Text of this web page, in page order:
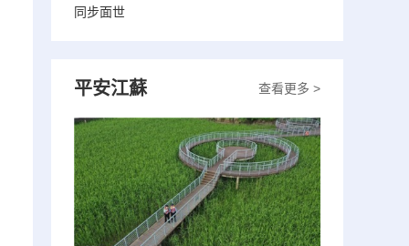
同步面世
查看更多 >
平安江蘇